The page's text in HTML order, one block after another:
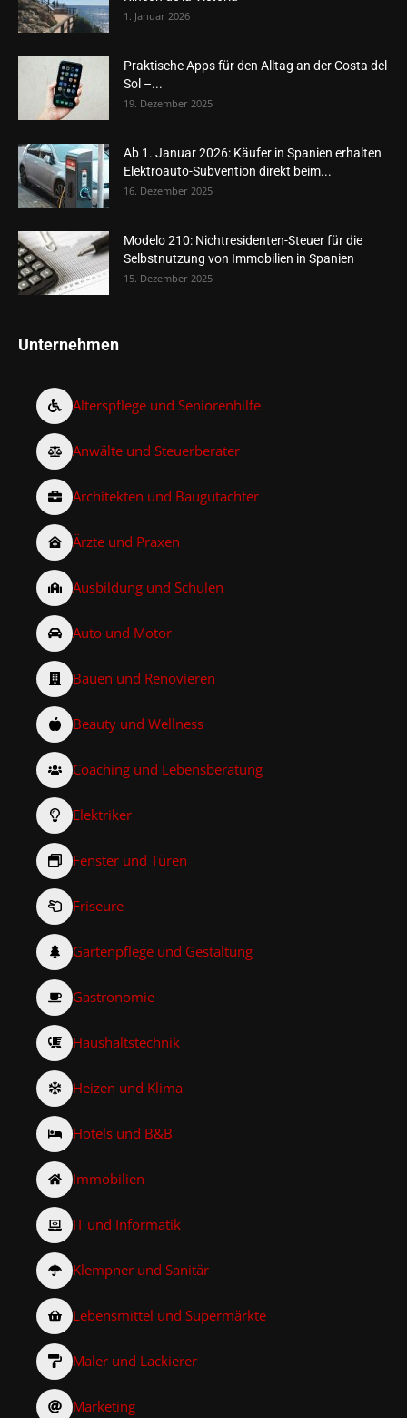
1. Januar 2026
Praktische Apps für den Alltag an der Costa del
Sol –...
19. Dezember 2025
Ab 1. Januar 2026: Käufer in Spanien erhalten
Elektroauto-Subvention direkt beim...
16. Dezember 2025
Modelo 210: Nichtresidenten-Steuer für die
Selbstnutzung von Immobilien in Spanien
15. Dezember 2025
Unternehmen
Alterspflege und Seniorenhilfe
Anwälte und Steuerberater
Architekten und Baugutachter
Ärzte und Praxen
Ausbildung und Schulen
Auto und Motor
Bauen und Renovieren
Beauty und Wellness
Coaching und Lebensberatung
Elektriker
Fenster und Türen
Friseure
Gartenpflege und Gestaltung
Gastronomie
Haushaltstechnik
Heizen und Klima
Hotels und B&B
Immobilien
IT und Informatik
Klempner und Sanitär
Lebensmittel und Supermärkte
Maler und Lackierer
Marketing